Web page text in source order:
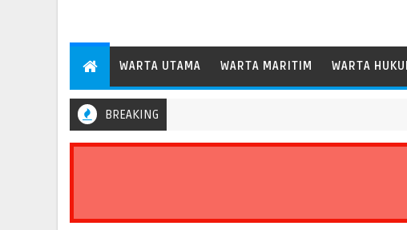
WARTA UTAMA WARTA MARITIM WARTA
BREAKING
Keselamatan Transportasi Standar Operasional Kapal